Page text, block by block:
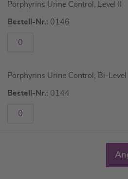
Porphyrins Urine Control, Level II
Bestell-Nr.: 0146
Porphyrins Urine Control, Bi-Level
Bestell-Nr.: 0144